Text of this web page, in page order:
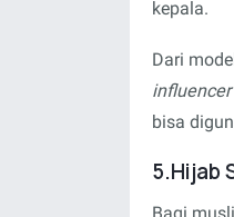
kepala.
Dari
influencer
bisa
5.Hijab
Bagi